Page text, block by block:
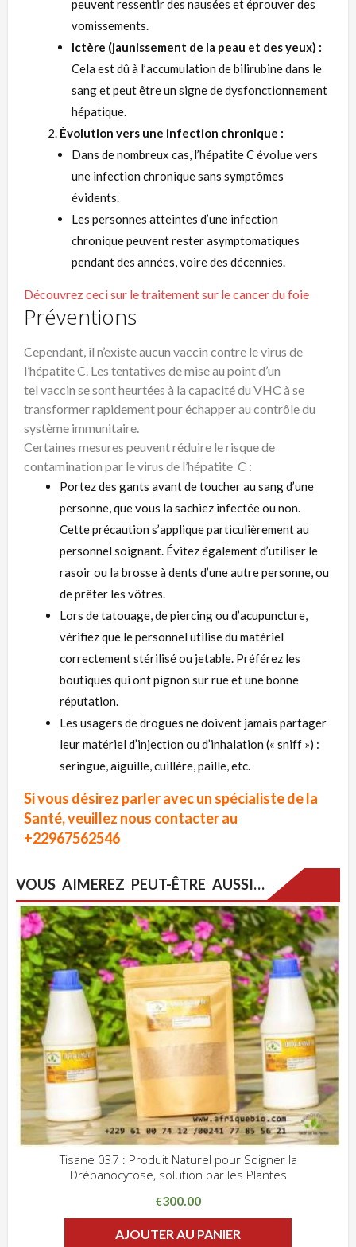
peuvent ressentir des nausées et éprouver des
vomissements.
Ictère (jaunissement de la peau et des yeux) :
Cela est dû à l’accumulation de bilirubine dans le
sang et peut être un signe de dysfonctionnement
hépatique.
Évolution vers une infection chronique :
Dans de nombreux cas, l’hépatite C évolue vers
une infection chronique sans symptômes
évidents.
Les personnes atteintes d’une infection
chronique peuvent rester asymptomatiques
pendant des années, voire des décennies.
Découvrez ceci sur le traitement sur le cancer du foie
Préventions
Cependant, il n’existe aucun vaccin contre levirus de
l’hépatiteC. Les tentatives de mise au point d’un
tel vaccin se sont heurtées à la capacité du VHC à se
transformer rapidement pour échapper au contrôle du
système immunitaire.
Certaines mesures peuvent réduire le risque de
contamination par levirus de l’hépatite C :
Portez des gants avant de toucher au sang d’une
personne, que vous la sachiez infectée ou non.
Cette précaution s’applique particulièrement au
personnel soignant. Évitez également d’utiliser le
rasoir ou la brosse à dents d’une autre personne, ou
de prêter les vôtres.
Lors de tatouage, de piercing ou d’acupuncture,
vérifiez que le personnel utilise du matériel
correctement stérilisé ou jetable. Préférez les
boutiques qui ont pignon sur rue et une bonne
réputation.
Les usagers de drogues ne doivent jamais partager
leur matériel d’injection ou d’inhalation (« sniff ») :
seringue, aiguille, cuillère, paille, etc.
Si vous désirez parler avec un spécialiste de la
Santé, veuillez nous contacter au
+22967562546
VOUS AIMEREZ PEUT-ÊTRE AUSSI…
CLIQUEZ POUR VOIR
ADD WISHLIST
Tisane 037 : Produit Naturel pour Soigner la
Drépanocytose, solution par les Plantes
€300.00
AJOUTER AU PANIER